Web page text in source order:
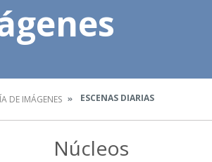
DE IMÁGENES ESCENAS DIARIAS
Núcleos